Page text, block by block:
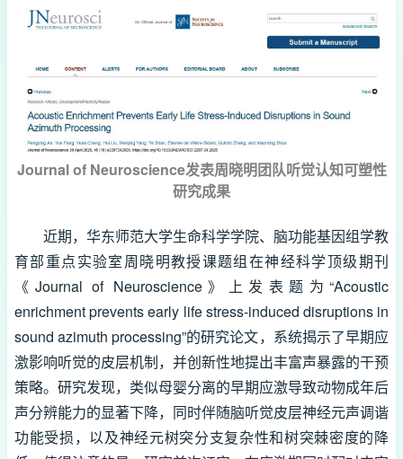
Journal of Neuroscience发表周晓明团队听觉认知可塑性
研究成果
近期，华东师范大学生命科学学院、脑功能基因组学教
育部重点实验室周晓明教授课题组在神经科学顶级期刊
《Journal of Neuroscience》上发表题为“Acoustic
enrichment prevents early life stress-induced disruptions in
sound azimuth processing”的研究论文，系统揭示了早期应
激影响听觉的皮层机制，并创新性地提出丰富声暴露的干预
策略。研究发现，类似母婴分离的早期应激导致动物成年后
声分辨能力的显著下降，同时伴随脑听觉皮层神经元声调谐
功能受损，以及神经元树突分支复杂性和树突棘密度的降